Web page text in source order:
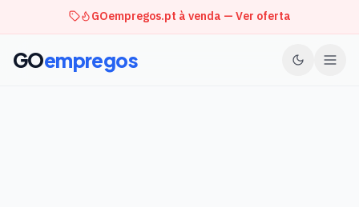
GOempregos.pt à venda — Ver oferta
GOempregos